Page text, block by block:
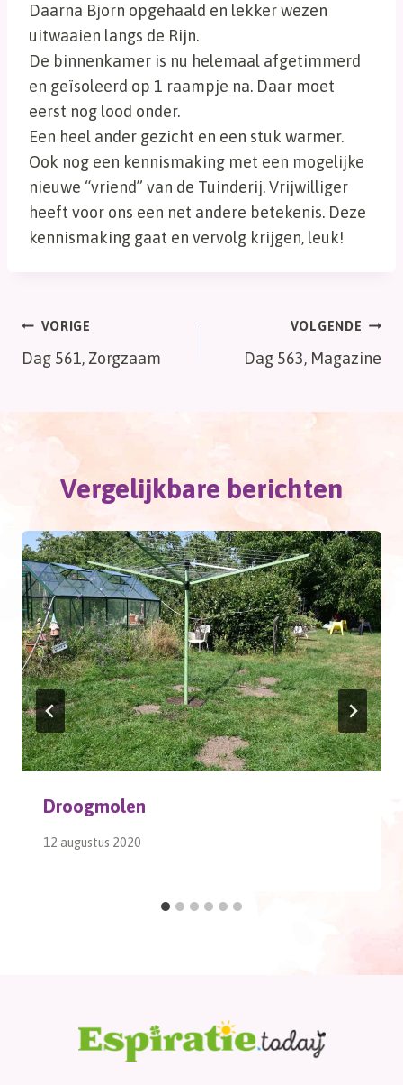
Daarna Bjorn opgehaald en lekker wezen
uitwaaien langs de Rijn.
De binnenkamer is nu helemaal afgetimmerd
en geïsoleerd op 1 raampje na. Daar moet
eerst nog lood onder.
Een heel ander gezicht en een stuk warmer.
Ook nog een kennismaking met een mogelijke
nieuwe “vriend” van de Tuinderij. Vrijwilliger
heeft voor ons een net andere betekenis. Deze
kennismaking gaat en vervolg krijgen, leuk!
Bericht
navigatie
VORIGE
Dag 561, Zorgzaam
VOLGENDE
Dag 563, Magazine
Vergelijkbare berichten
Droogmolen
12 augustus 2020